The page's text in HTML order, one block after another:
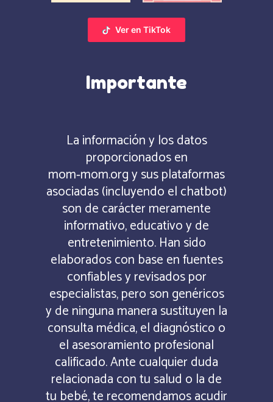
Ver en TikTok
Importante
La información y los datos
proporcionados en
mom‑mom.org y sus plataformas
asociadas (incluyendo el chatbot)
son de carácter meramente
informativo, educativo y de
entretenimiento. Han sido
elaborados con base en fuentes
confiables y revisados por
especialistas, pero son genéricos
y de ninguna manera sustituyen la
consulta médica, el diagnóstico o
el asesoramiento profesional
calificado. Ante cualquier duda
relacionada con tu salud o la de
tu bebé, te recomendamos acudir